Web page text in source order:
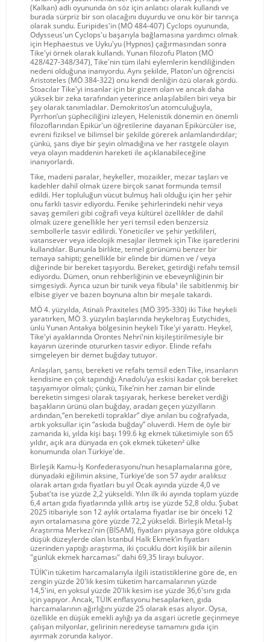
(Kalkan) adlı oyununda ön söz için anlatıcı olarak kullandı ve
burada sürpriz bir son olacağını duyurdu ve onu kör bir tanrıça
olarak sundu. Euripides'in (MÖ 484-407) Cyclops oyununda,
Odysseus'un Cyclops'u başarıyla bağlamasına yardımcı olmak
için Hephaestus ve Uyku'yu (Hypnos) çağırmasından sonra
Tike'yi örnek olarak kullandı. Yunan filozofu Platon (MÖ
428/427-348/347), Tike'nin tüm ilahi eylemlerin kendiliğinden
nedeni olduğuna inanıyordu. Aynı şekilde, Platon'un öğrencisi
Aristoteles (MÖ 384-322) onu kendi denliğin özü olarak gördü.
Stoacılar Tike'yi insanlar için bir gizem olan ve ancak daha
yüksek bir zeka tarafından yeterince anlaşılabilen biri veya bir
şey olarak tanımladılar. Demokritos’un atomculuğuyla,
Pyrrhon’un şüpheciliğini izleyen, Helenistik dönemin en önemli
filozoflarından Epikür'un öğretilerine dayanan Epikürcüler ise,
evreni fiziksel ve bilimsel bir şekilde görerek anlamlandırdılar;
çünkü, şans diye bir şeyin olmadığına ve her rastgele olayın
veya olayın maddenin hareketi ile açıklanabileceğine
inanıyorlardı.
Tike, madeni paralar, heykeller, mozaikler, mezar taşları ve
kadehler dahil olmak üzere birçok sanat formunda temsil
edildi. Her topluluğun vücut bulmuş hali olduğu için her şehir
onu farklı tasvir ediyordu. Fenike şehirlerindeki nehir veya
savaş gemileri gibi coğrafi veya kültürel özellikler de dahil
olmak üzere genellikle her yeri temsil eden benzersiz
sembollerle tasvir edilirdi. Yöneticiler ve şehir yetkilileri,
vatansever veya ideolojik mesajlar iletmek için Tike işaretlerini
kullandılar. Bununla birlikte, temel görünümü benzer bir
temaya sahipti; genellikle bir elinde bir dümen ve / veya
diğerinde bir bereket taşıyordu. Bereket, getirdiği refahı temsil
ediyordu. Dümen, onun rehberliğinin ve ebeveynliğinin bir
simgesiydi. Ayrıca uzun bir tunik veya fibula¹ ile sabitlenmiş bir
elbise giyer ve bazen boynuna altın bir meşale takardı.
MÖ 4. yüzyılda, Atinalı Praxiteles (MÖ 395-330) iki Tike heykeli
yaratırken, MÖ 3. yüzyılın başlarında heykeltıraş Eutychides,
ünlü Yunan Antakya bölgesinin heykeli Tike'yi yarattı. Heykel,
Tike'yi ayaklarında Orontes Nehri'nin kişileştirilmesiyle bir
kayanın üzerinde otururken tasvir ediyor. Elinde refahı
simgeleyen bir demet buğday tutuyor.
Anlaşılan, şansı, bereketi ve refahı temsil eden Tike, insanların
kendisine en çok tapındığı Anadolu’ya eskisi kadar çok bereket
taşıyamıyor olmalı; çünkü, Tike’nin her zaman bir elinde
bereketin simgesi olarak taşıyarak, herkese bereket verdiği
başakların ürünü olan buğday, aradan geçen yüzyılların
ardından,“en bereketli topraklar” diye anılan bu coğrafyada,
artık yoksullar için “askıda buğday” oluverdi. Hem de öyle bir
zamanda ki, yılda kişi başı 199.6 kg ekmek tüketimiyle son 65
yıldır, açık ara dünyada en çok ekmek tüketen² ülke
konumunda olan Türkiye'de.
Birleşik Kamu-İş Konfederasyonu’nun hesaplamalarına göre,
dünyadaki eğilimin aksine, Türkiye’de son 57 aydır aralıksız
olarak artan gıda fiyatları bu yıl Ocak ayında yüzde 4,0 ve
Şubat'ta ise yüzde 2,2 yükseldi. Yılın ilk iki ayında toplam yüzde
6,4 artan gıda fiyatlarında yıllık artış ise yüzde 52,8 oldu. Şubat
2025 itibariyle son 12 aylık ortalama fiyatlar ise bir önceki 12
ayın ortalamasına göre yüzde 72,2 yükseldi. Birleşik Metal-İş
Araştırma Merkezi'nin (BİSAM), fiyatları piyasaya göre oldukça
düşük düzeylerde olan İstanbul Halk Ekmek’in fiyatları
üzerinden yaptığı araştırma, iki çocuklu dört kişilik bir ailenin
"günlük ekmek harcaması" dahi 69,35 lirayı buluyor.
TÜİK'in tüketim harcamalarıyla ilgili istatistiklerine göre de, en
zengin yüzde 20'lik kesim tüketim harcamalarının yüzde
14,5'ini, en yoksul yüzde 20'lik kesim ise yüzde 36,6'sını gıda
için yapıyor. Ancak, TÜİK enflasyonu hesaplarken, gıda
harcamalarının ağırlığını yüzde 25 olarak esas alıyor. Oysa,
özellikle en düşük emekli aylığı ya da asgari ücretle geçinmeye
çalışan milyonlar, gelirinin neredeyse tamamını gıda için
ayırmak zorunda kalıyor.